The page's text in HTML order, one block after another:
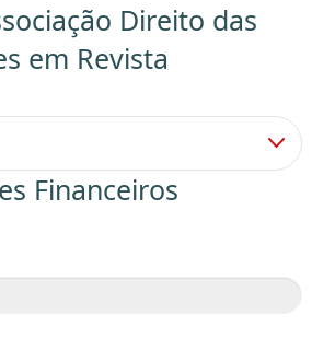
Direito das
em Revista
Financeiros